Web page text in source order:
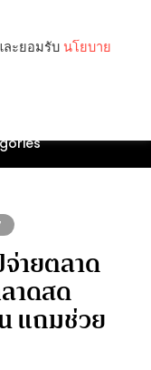
ายตลาด
าดสด
แถมช่วย
ละยอมรับ นโยบาย